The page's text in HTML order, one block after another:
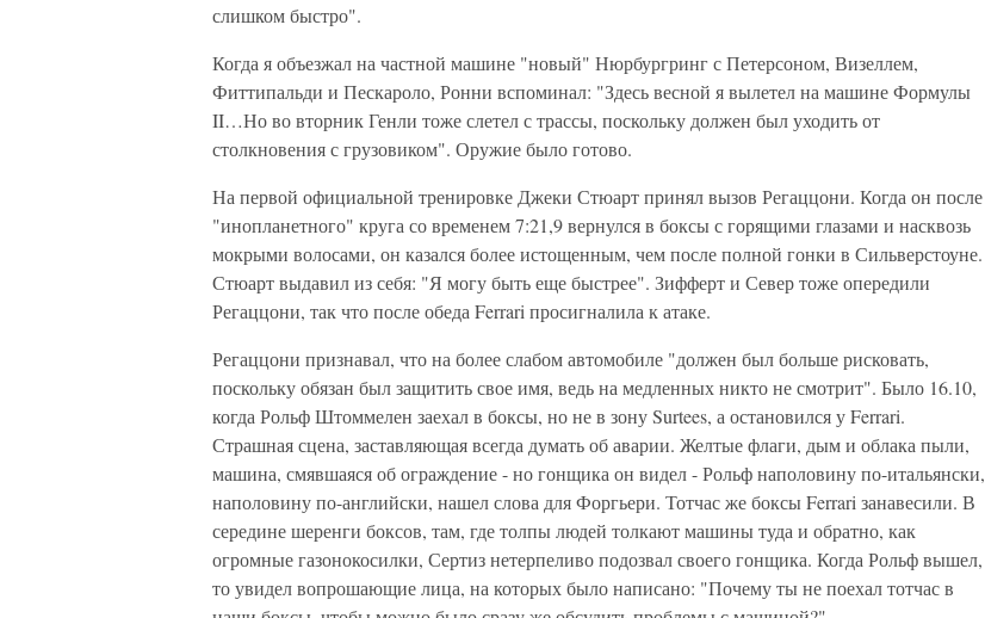
слишком быстро".
Когда я объезжал на частной машине "новый" Нюрбургринг с Петерсоном, Визеллем,
Фиттипальди и Пескароло, Ронни вспоминал: "Здесь весной я вылетел на машине Формулы
II…Но во вторник Генли тоже слетел с трассы, поскольку должен был уходить от
столкновения с грузовиком". Оружие было готово.
На первой официальной тренировке Джеки Стюарт принял вызов Регаццони. Когда он после
"инопланетного" круга со временем 7:21,9 вернулся в боксы с горящими глазами и насквозь
мокрыми волосами, он казался более истощенным, чем после полной гонки в Сильверстоуне.
Стюарт выдавил из себя: "Я могу быть еще быстрее". Зифферт и Север тоже опередили
Регаццони, так что после обеда Ferrari просигналила к атаке.
Регаццони признавал, что на более слабом автомобиле "должен был больше рисковать,
поскольку обязан был защитить свое имя, ведь на медленных никто не смотрит". Было 16.10,
когда Рольф Штоммелен заехал в боксы, но не в зону Surtees, а остановился у Ferrari.
Страшная сцена, заставляющая всегда думать об аварии. Желтые флаги, дым и облака пыли,
машина, смявшаяся об ограждение - но гонщика он видел - Рольф наполовину по-итальянски,
наполовину по-английски, нашел слова для Форгьери. Тотчас же боксы Ferrari занавесили. В
середине шеренги боксов, там, где толпы людей толкают машины туда и обратно, как
огромные газонокосилки, Сертиз нетерпеливо подозвал своего гонщика. Когда Рольф вышел,
то увидел вопрошающие лица, на которых было написано: "Почему ты не поехал тотчас в